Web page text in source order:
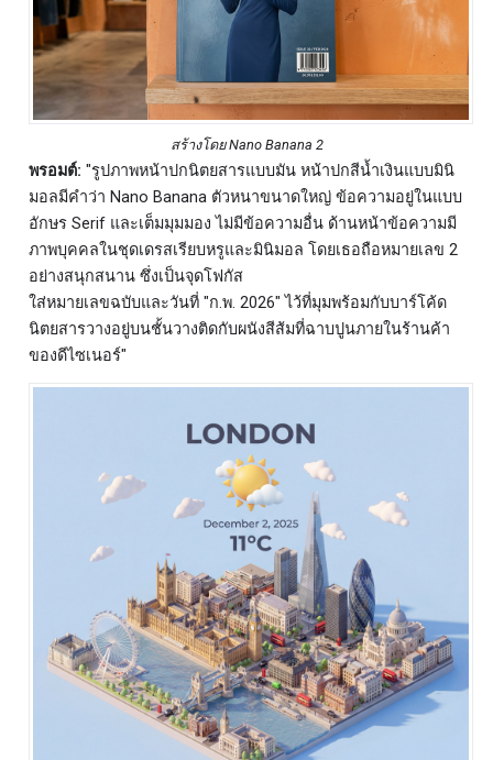
สร้างโดย Nano Banana 2
พรอมต์: "รูปภาพหน้าปกนิตยสารแบบมัน หน้าปกสีน้ำเงินแบบมินิ
มอลมีคำว่า Nano Banana ตัวหนาขนาดใหญ่ ข้อความอยู่ในแบบ
อักษร Serif และเต็มมุมมอง ไม่มีข้อความอื่น ด้านหน้าข้อความมี
ภาพบุคคลในชุดเดรสเรียบหรูและมินิมอล โดยเธอถือหมายเลข 2
อย่างสนุกสนาน ซึ่งเป็นจุดโฟกัส
ใส่หมายเลขฉบับและวันที่ "ก.พ. 2026" ไว้ที่มุมพร้อมกับบาร์โค้ด
นิตยสารวางอยู่บนชั้นวางติดกับผนังสีส้มที่ฉาบปูนภายในร้านค้า
ของดีไซเนอร์"